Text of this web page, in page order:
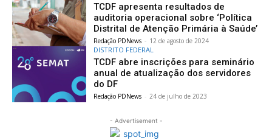
TCDF apresenta resultados de
auditoria operacional sobre ‘Política
Distrital de Atenção Primária à Saúde’
Redação PDNews - 12 de agosto de 2024
DISTRITO FEDERAL
TCDF abre inscrições para seminário
anual de atualização dos servidores
do DF
Redação PDNews - 24 de julho de 2023
- Advertisement -